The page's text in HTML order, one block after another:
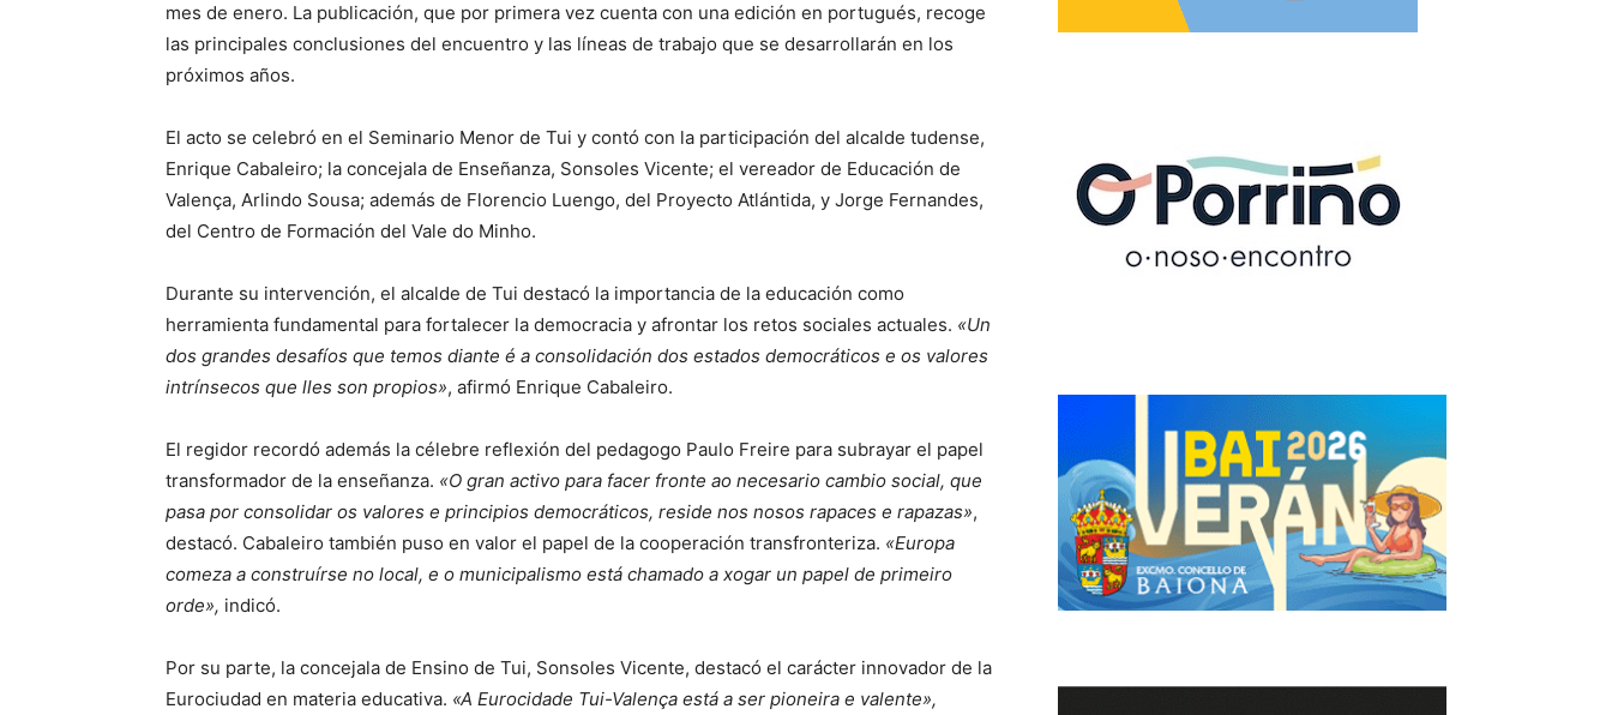
mes de enero. La publicación, que por primera vez cuenta con una edición en portugués, recoge
las principales conclusiones del encuentro y las líneas de trabajo que se desarrollarán en los
próximos años.
El acto se celebró en el Seminario Menor de Tui y contó con la participación del alcalde tudense,
Enrique Cabaleiro; la concejala de Enseñanza, Sonsoles Vicente; el vereador de Educación de
Valença, Arlindo Sousa; además de Florencio Luengo, del Proyecto Atlántida, y Jorge Fernandes,
del Centro de Formación del Vale do Minho.
Durante su intervención, el alcalde de Tui destacó la importancia de la educación como
herramienta fundamental para fortalecer la democracia y afrontar los retos sociales actuales. «Un
dos grandes desafíos que temos diante é a consolidación dos estados democráticos e os valores
intrínsecos que lles son propios», afirmó Enrique Cabaleiro.
El regidor recordó además la célebre reflexión del pedagogo Paulo Freire para subrayar el papel
transformador de la enseñanza. «O gran activo para facer fronte ao necesario cambio social, que
pasa por consolidar os valores e principios democráticos, reside nos nosos rapaces e rapazas»,
destacó. Cabaleiro también puso en valor el papel de la cooperación transfronteriza. «Europa
comeza a construírse no local, e o municipalismo está chamado a xogar un papel de primeiro
orde», indicó.
Por su parte, la concejala de Ensino de Tui, Sonsoles Vicente, destacó el carácter innovador de la
Eurociudad en materia educativa. «A Eurocidade Tui-Valença está a ser pioneira e valente»,